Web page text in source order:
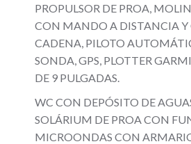
PROPULSOR DE PROA,
CON MANDO A DISTANCIA Y
CADENA, PILOTO
SONDA, GPS, PLOTTER
DE 9 PULGADAS.
WC CON DEPÓSITO DE
SOLÁRIUM DE PROA CON
MICROONDAS CON